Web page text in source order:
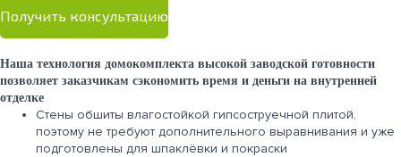
Получить консультацию
Наша технология домокомплекта высокой заводской готовности
позволяет заказчикам сэкономить время и деньги на внутренней
отделке
Стены обшиты влагостойкой гипсоструечной плитой,
поэтому не требуют дополнительного выравнивания и уже
подготовлены для шпаклёвки и покраски